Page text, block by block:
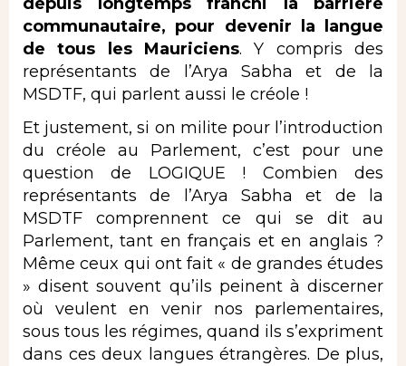
communautaire, pour devenir la langue
de tous les Mauriciens. Y compris des
représentants de l’Arya Sabha et de la
MSDTF, qui parlent aussi le créole !
Et justement, si on milite pour l’introduction
du créole au Parlement, c’est pour une
question de LOGIQUE ! Combien des
représentants de l’Arya Sabha et de la
MSDTF comprennent ce qui se dit au
Parlement, tant en français et en anglais ?
Même ceux qui ont fait « de grandes études
» disent souvent qu’ils peinent à discerner
où veulent en venir nos parlementaires,
sous tous les régimes, quand ils s’expriment
dans ces deux langues étrangères. De plus,